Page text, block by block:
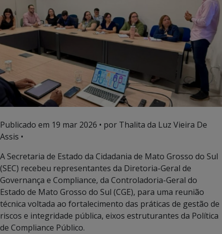
Publicado em 19 mar 2026 • por Thalita da Luz Vieira De
Assis •
A Secretaria de Estado da Cidadania de Mato Grosso do Sul
(SEC) recebeu representantes da Diretoria-Geral de
Governança e Compliance, da Controladoria-Geral do
Estado de Mato Grosso do Sul (CGE), para uma reunião
técnica voltada ao fortalecimento das práticas de gestão de
riscos e integridade pública, eixos estruturantes da Política
de Compliance Público.